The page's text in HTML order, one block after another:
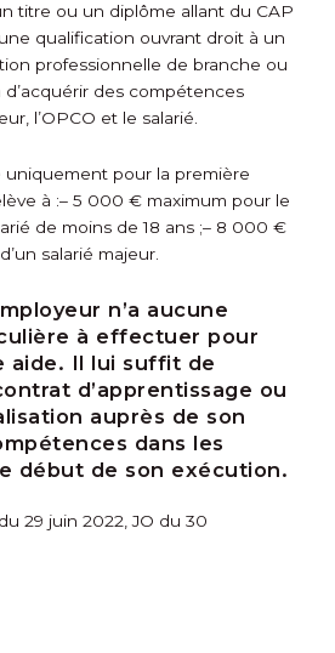
titre ou un diplôme allant du CAP
qualification ouvrant droit à un
professionnelle de branche ou
des compétences
l’OPCO et le salarié.
uniquement pour la première
à :– 5 000 € maximum pour le
de moins de 18 ans ;– 8 000 €
salarié majeur.
n’a aucune
à effectuer pour
aide. Il lui suffit de
d’apprentissage ou
auprès de son
dans les
début de son exécution.
29 juin 2022, JO du 30